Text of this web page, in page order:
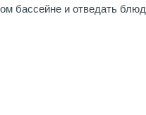
бассейне и отведать